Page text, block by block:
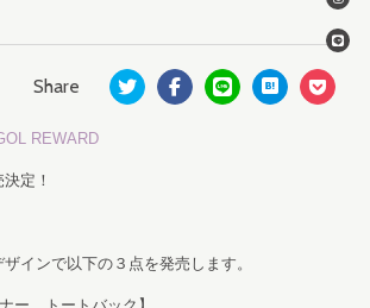
REWARD
定！
インで以下の３点を発売します。